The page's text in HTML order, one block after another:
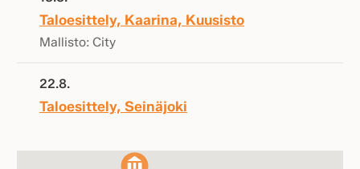
Taloesittely, Kaarina, Kuusisto
Mallisto: City
22.8.
Taloesittely, Seinäjoki